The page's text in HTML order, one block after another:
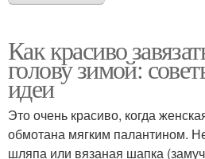
Как красиво
голову зимой:
идеи
Это очень красиво, когда
обмотана мягким палантином.
шляпа или вязаная шапка